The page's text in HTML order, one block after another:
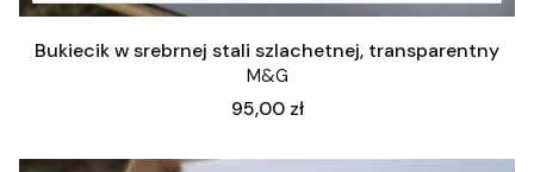
Bukiecik w srebrnej stali szlachetnej, transparentny
M&G
Cena
95,00 zł